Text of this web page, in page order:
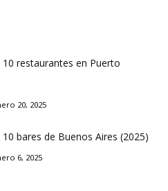
restaurantes en Puerto
20, 2025
bares de Buenos Aires (2025)
6, 2025